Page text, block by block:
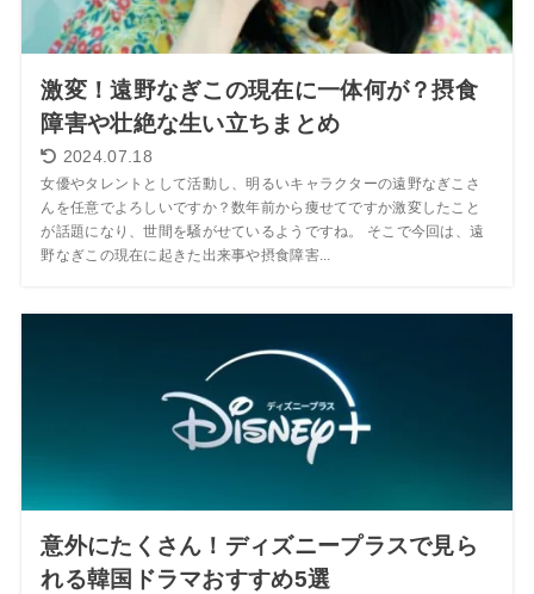
激変！遠野なぎこの現在に一体何が？摂食
障害や壮絶な生い立ちまとめ
2024.07.18
女優やタレントとして活動し、明るいキャラクターの遠野なぎこさ
んを任意でよろしいですか？数年前から痩せてですか激変したこと
が話題になり、世間を騒がせているようですね。 そこで今回は、遠
野なぎこの現在に起きた出来事や摂食障害...
意外にたくさん！ディズニープラスで見ら
れる韓国ドラマおすすめ5選